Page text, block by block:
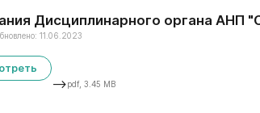
Дисциплинарного органа АНП
11.06.2023
-->pdf, 3.45 MB